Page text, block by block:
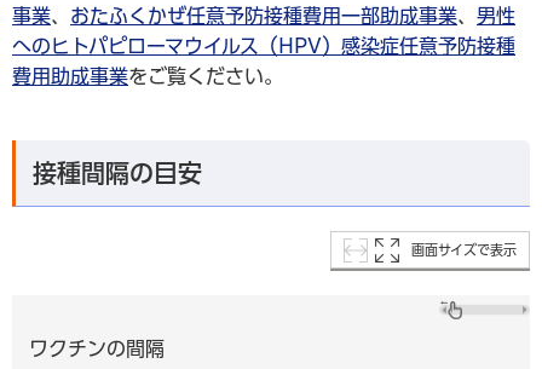
事業、 おたふくかぜ任意予防接種費用一部助成事業、 男性
へのヒトパピローマウイルス（HPV）感染症任意予防接種
費用助成事業をご覧ください。
接種間隔の目安
画面サイズで表示
ワクチンの間隔